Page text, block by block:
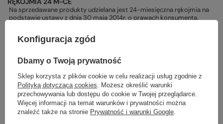
Na sprzedawane produkty udzielana jest 24-miesięczna rękojmia na
podstawie ustawy z dnia 30 maja 2014r. o prawach konsumenta.
PODMIOT ODPOWIEDZIALNY ZA TEN PRODUKT NA TERENIE UE
Katadyn Deutschland GmbH
Potrzebujesz pomocy? Masz pytania?
Zadaj pytanie a my odpowiemy niezwłocznie, najciekawsze pytania i
odpowiedzi publikując dla innych.
Konfiguracja zgód
Dbamy o Twoją prywatność
Sklep korzysta z plików cookie w celu realizacji usług zgodnie z
Polityką dotyczącą cookies. Możesz określić warunki
przechowywania lub dostępu do cookie w Twojej przeglądarce.
Więcej informacji na temat warunków i prywatności można
znaleźć także na stronie Prywatność i warunki Google.